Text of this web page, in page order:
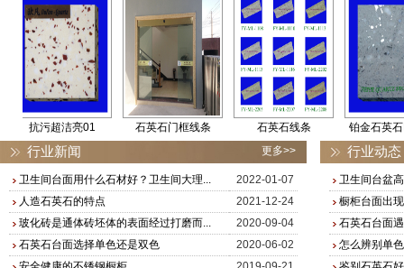
污超洁亮01 石英石门框线条 石英石线条 铂金石英石FY-
行业新闻 更多>> 行业动态
卫生间台面用什么石材好？卫生间大理...
2022-01-07
人造石英石的特点
2021-12-24
玻化砖是通体砖坯体的表面经过打磨而...
2020-09-04
石英石台面选择单色还是双色
2020-06-02
卫生间台盆
橱柜台面出
石英石台面
怎么辨别单